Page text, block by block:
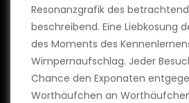
Resonanzgrafik des
beschreibend. Eine Liebkosung
des Moments des
Wimpernaufschlag. Jeder
Chance den Exponaten
Worthäufchen an